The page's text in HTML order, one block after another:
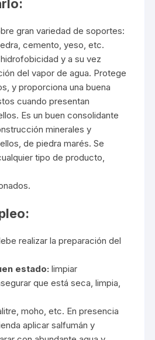
gran variedad de soportes:
cemento, yeso, etc.
y a su vez
del vapor de agua. Protege
y proporciona una buena
cuando presentan
Es un buen consolidante
minerales y
de piedra marés. Se
tipo de producto,
realizar la preparación del
estado: limpiar
que está seca, limpia,
moho, etc. En presencia
aplicar salfumán y